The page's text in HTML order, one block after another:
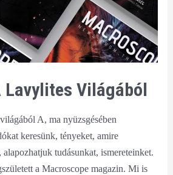
Lavylites Világából
A, ma nyüzsgésében
keresünk, tényeket, amire
tudásunkat, ismereteinket.
a Macroscope magazin. Mi is